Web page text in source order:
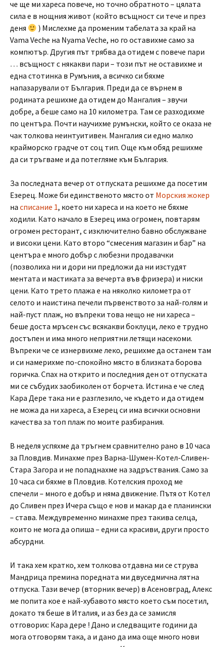
че ще ми хареса повече, но точно обратното – цялата
сила е в нощния живот (който всъщност си тече и през
деня
) Мислехме да променим табелата за край на
Vama Veche на Nyama Veche, но го оставихме само за
компютър. Другия път трябва да отидем с повече пари
… всъщност с някакви пари – този път не оставихме и
една стотинка в Румъния, а всичко си бяхме
напазарували от България. Преди да се върнем в
родината решихме да отидем до Мангалия – звучи
добре, а беше само на 10 километра. Там се разходихме
по центъра. Почти научихме румънски, който се оказа не
чак толкова неинтуитивен. Мангалия си едно малко
крайморско градче от соц тип. Още към обяд решихме
да си тръгваме и да потегляме към България.
За последната вечер от отпуската решихме да посетим
Езерец. Може би единственото място от Морския жокер
на списание 1, което ни хареса и на което не бяхме
ходили. Като начало в Езерец има огромен, повтарям
огромен ресторант, с изключително бавно обслужване
и високи цени. Като второ “смесения магазин и бар” на
центъра е много добър с любезни продавачки
(позволиха ни и дори ни предложи да ни изстудят
ментата и мастиката за вечерта във фризера) и ниски
цени. Като трето плажа е на няколко километра от
селото и наистина печели първенството за най-голям и
най-пуст плаж, но въпреки това нещо не ни хареса –
беше доста мръсен със всякакви боклуци, леко е трудно
достъпен и има много неприятни летящи насекоми.
Въпреки че се изнервихме леко, решихме да останем там
и си намерихме по-спокойно място в близката борова
горичка. Спах на открито и последния ден от отпуската
ми се събудих заобиколен от борчета. Истина е че след
Кара Дере така ни е разглезило, че където и да отидем
не можа да ни хареса, а Езерец си има всички основни
качества за топ плаж по моите разбирания.
В неделя успяхме да тръгнем сравнително рано в 10 часа
за Пловдив. Минахме през Варна-Шумен-Котел-Сливен-
Стара Загора и не попаднахме на задръствания. Само за
10 часа си бяхме в Пловдив. Котелския проход ме
спечели – много е добър и няма движение. Пътя от Котел
до Сливен през Ичера също е нов и макар да е планински
– става. Междувременно минахме през такива селца,
които не мога да опиша – едни са красиви, други просто
абсурдни.
И така хем кратко, хем толкова отдавна ми се струва
Мандрица премина поредната ми двуседмична лятна
отпуска. Тази вечер (вторник вечер) в Асеновград, Алекс
ме попита кое е най-хубавото място което съм посетил,
докато тя беше в Италия, и аз без да се замисля
отговорих: Кара дере ! Дано и следващите години да
мога отговорям така, а и дано да има още много нови